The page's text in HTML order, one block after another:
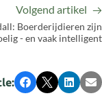
Volgend artikel
Boerderijdieren zijn
- en vaak intelligent
Facebook
X